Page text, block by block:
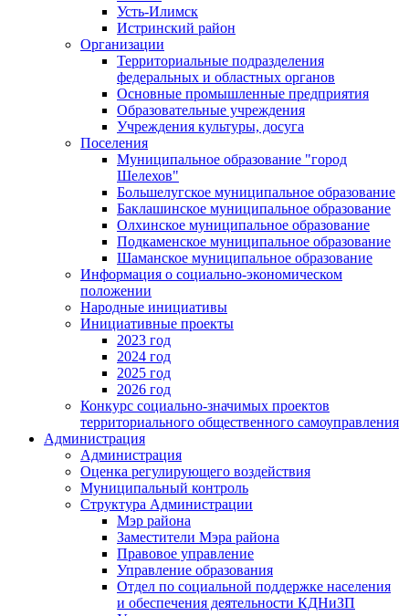
Усть-Илимск
Истринский район
Организации
Территориальные подразделения
федеральных и областных органов
Основные промышленные предприятия
Образовательные учреждения
Учреждения культуры, досуга
Поселения
Муниципальное образование "город
Шелехов"
Большелугское муниципальное образование
Баклашинское муниципальное образование
Олхинское муниципальное образование
Подкаменское муниципальное образование
Шаманское муниципальное образование
Информация о социально-экономическом
положении
Народные инициативы
Инициативные проекты
2023 год
2024 год
2025 год
2026 год
Конкурс социально-значимых проектов
территориального общественного самоуправления
Администрация
Администрация
Оценка регулирующего воздействия
Муниципальный контроль
Структура Администрации
Мэр района
Заместители Мэра района
Правовое управление
Управление образования
Отдел по социальной поддержке населения
и обеспечения деятельности КДНиЗП